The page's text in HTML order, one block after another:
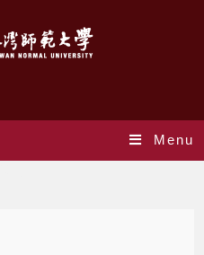
Menu